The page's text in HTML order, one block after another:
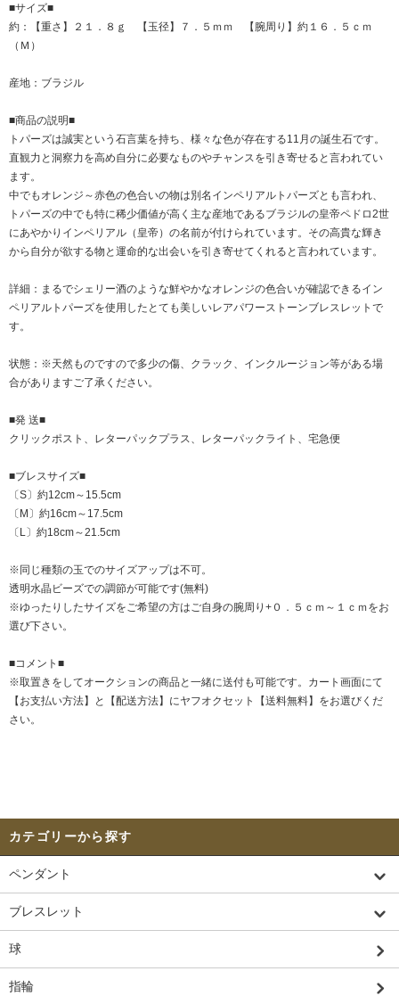
■サイズ■
約：【重さ】２１．８ｇ 【玉径】７．５ｍｍ 【腕周り】約１６．５ｃｍ
（Ｍ）
産地：ブラジル
■商品の説明■
トパーズは誠実という石言葉を持ち、様々な色が存在する11月の誕生石です。
直観力と洞察力を高め自分に必要なものやチャンスを引き寄せると言われてい
ます。
中でもオレンジ～赤色の色合いの物は別名インペリアルトパーズとも言われ、
トパーズの中でも特に稀少価値が高く主な産地であるブラジルの皇帝ペドロ2世
にあやかりインペリアル（皇帝）の名前が付けられています。その高貴な輝き
から自分が欲する物と運命的な出会いを引き寄せてくれると言われています。
詳細：まるでシェリー酒のような鮮やかなオレンジの色合いが確認できるイン
ペリアルトパーズを使用したとても美しいレアパワーストーンブレスレットで
す。
状態：※天然ものですので多少の傷、クラック、インクルージョン等がある場
合がありますご了承ください。
■発 送■
クリックポスト、レターパックプラス、レターパックライト、宅急便
■ブレスサイズ■
〔S〕約12cm～15.5cm
〔M〕約16cm～17.5cm
〔L〕約18cm～21.5cm
※同じ種類の玉でのサイズアップは不可。
透明水晶ビーズでの調節が可能です(無料)
※ゆったりしたサイズをご希望の方はご自身の腕周り+０．５ｃｍ～１ｃｍをお
選び下さい。
■コメント■
※取置きをしてオークションの商品と一緒に送付も可能です。カート画面にて
【お支払い方法】と【配送方法】にヤフオクセット【送料無料】をお選びくだ
さい。
カテゴリーから探す
ペンダント
ブレスレット
球
指輪